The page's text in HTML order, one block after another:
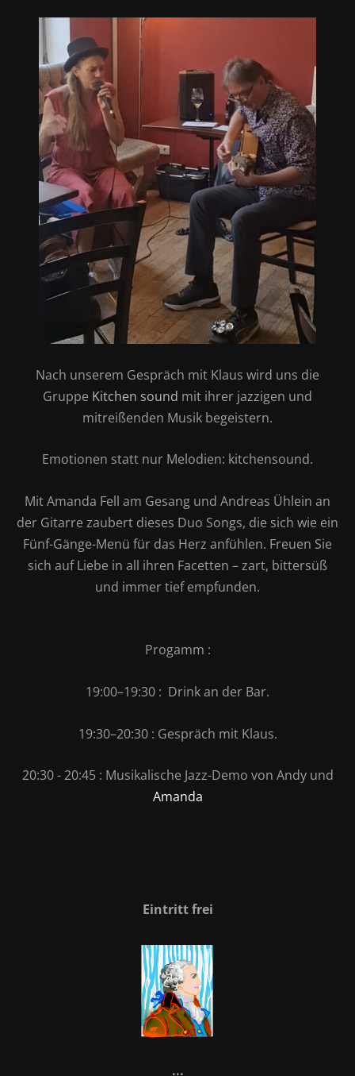
Nach unserem Gespräch mit Klaus wird uns die
Gruppe Kitchen sound mit ihrer jazzigen und
mitreißenden Musik begeistern.
Emotionen statt nur Melodien: kitchensound.
Mit Amanda Fell am Gesang und Andreas Ühlein an
der Gitarre zaubert dieses Duo Songs, die sich wie ein
Fünf-Gänge-Menü für das Herz anfühlen. Freuen Sie
sich auf Liebe in all ihren Facetten – zart, bittersüß
und immer tief empfunden.
Progamm :
19:00–19:30 : Drink an der Bar.
19:30–20:30 : Gespräch mit Klaus.
20:30 - 20:45 : Musikalische Jazz-Demo von Andy und
Amanda
Eintritt frei
...